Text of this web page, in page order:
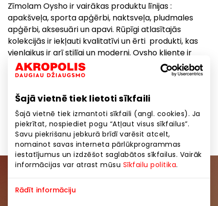
Šajā vietnē tiek lietoti sīkfaili
Šajā vietnē tiek izmantoti sīkfaili (angl. cookies). Ja
piekrītat, nospiediet pogu “Atļaut visus sīkfailus”.
Savu piekrišanu jebkurā brīdī varēsit atcelt,
nomainot savas interneta pārlūkprogrammas
iestatījumus un izdzēšot saglabātos sīkfailus. Vairāk
informācijas var atrast mūsu Sīkfailu politika.
Rādīt informāciju
Zīmolam Oysho ir vairākas produktu līnijas :
apakšveļa, sporta apģērbi, naktsveļa, pludmales
apģērbi, aksesuāri un apavi. Rūpīgi atlasītajās
kolekcijās ir iekļauti kvalitatīvi un ērti produkti, kas
vienlaikus ir arī stilīgi un moderni. Oysho kliente ir
neatkarīga un pašpārliecināta sieviete, kas novērtē
kvalitāti un savā ikdienas stilā ievieš jaunākās modes
Apģērbs Preces
Pievienojieties mūsu kopienai